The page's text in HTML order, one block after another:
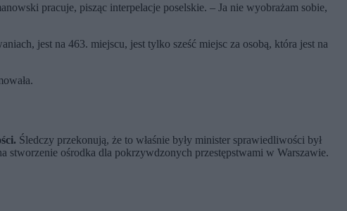
pracuje, pisząc interpelacje poselskie. – Ja nie wyobrażam sobie,
jest na 463. miejscu, jest tylko sześć miejsc za osobą, która jest na
Śledczy przekonują, że to właśnie były minister sprawiedliwości był
ośrodka dla pokrzywdzonych przestępstwami w Warszawie.